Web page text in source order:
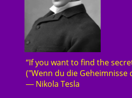
“If you want to find the
("Wenn du die Geheimnisse
― Nikola Tesla